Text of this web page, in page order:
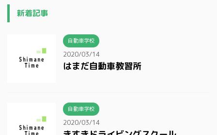
新着記事
自動車学校
2020/03/14
はまだ自動車教習所
自動車学校
2020/03/14